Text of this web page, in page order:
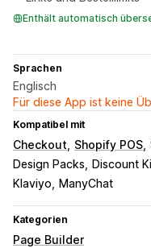
Enthält automatisch
Sprachen
Englisch
Für diese App ist keine
Kompatibel mit
Checkout Shopify POS
Design Packs
Discount
Klaviyo
ManyChat
Kategorien
Page Builder